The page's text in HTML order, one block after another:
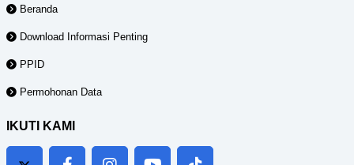
Beranda
Download Informasi Penting
PPID
Permohonan Data
IKUTI KAMI